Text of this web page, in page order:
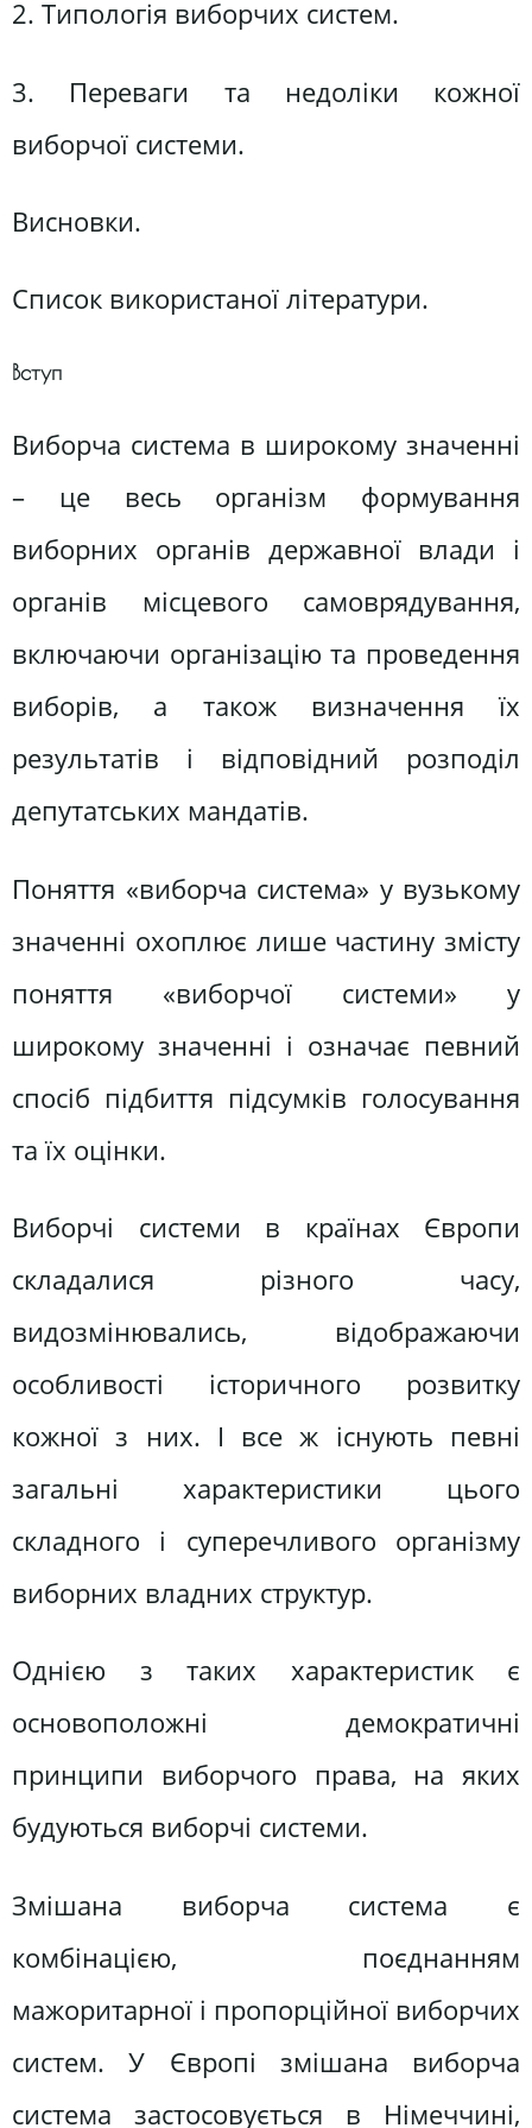
2. Типологія виборчих систем.
3. Переваги та недоліки кожної
виборчої системи.
Висновки.
Список використаної літератури.
Вступ
Виборча система в широкому значенні
– це весь організм формування
виборних органів державної влади і
органів місцевого самоврядування,
включаючи організацію та проведення
виборів, а також визначення їх
результатів і відповідний розподіл
депутатських мандатів.
Поняття «виборча система» у вузькому
значенні охоплює лише частину змісту
поняття «виборчої системи» у
широкому значенні і означає певний
спосіб підбиття підсумків голосування
та їх оцінки.
Виборчі системи в країнах Європи
складалися різного часу,
видозмінювались, відображаючи
особливості історичного розвитку
кожної з них. І все ж існують певні
загальні характеристики цього
складного і суперечливого організму
виборних владних структур.
Однією з таких характеристик є
основоположні демократичні
принципи виборчого права, на яких
будуються виборчі системи.
Змішана виборча система є
комбінацією, поєднанням
мажоритарної і пропорційної виборчих
систем. У Європі змішана виборча
система застосовується в Німеччині,